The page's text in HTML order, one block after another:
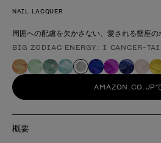
NAIL LACQUER
周囲への配慮を欠かさない、愛される蟹座
製品形態
BIG ZODIAC ENERGY: I CANCER-
AMAZON.CO.JP
概要